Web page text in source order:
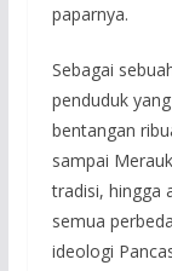
paparnya.
Sebagai
penduduk
bentangan
sampai
tradisi, hingga
semua
ideologi